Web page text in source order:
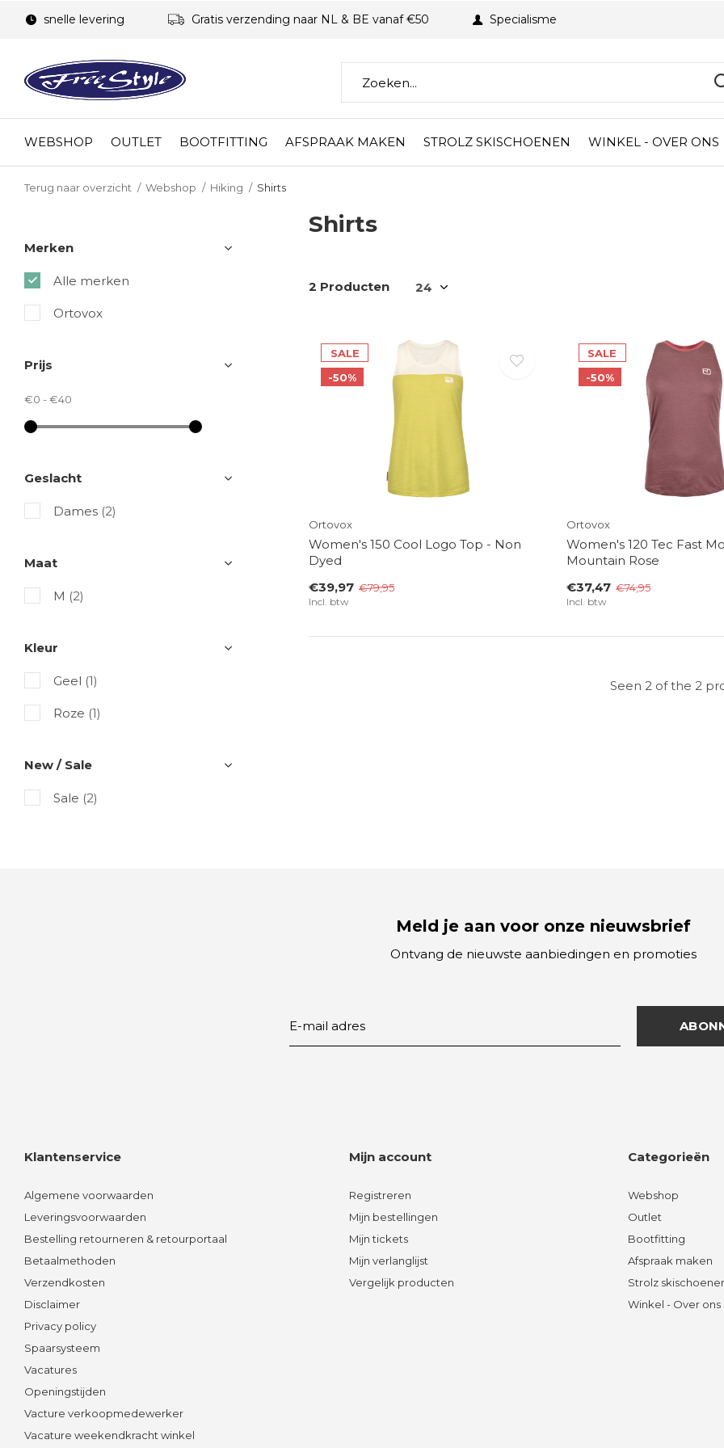
WEBSHOP OUTLET BOOTFITTING AFSPRAAK MAKEN STROLZ SKISCHOENEN WINKEL - OVER ONS
snelle levering Gratis verzending naar NL & BE vanaf €50 Specialisme
Terug naar overzicht Webshop Hiking Shirts
Shirts
2 Producten
SALE
-50%
Ortovox
Women's 150 Cool Logo Top - Non
Dyed
€39,97 €79,95
Incl. btw
SALE
-50%
Ortovox
Women's 120 Tec Fast
Mountain Rose
€37,47 €74,95
Incl. btw
Seen 2 of the 2
Merken
Alle merken
Ortovox
Prijs
€0 - €40
Geslacht
Dames (2)
Maat
M (2)
Kleur
Geel (1)
Roze (1)
New / Sale
Sale (2)
Meld je aan voor onze nieuwsbrief
Ontvang de nieuwste aanbiedingen en promoties
Klantenservice
Algemene voorwaarden
Leveringsvoorwaarden
Bestelling retourneren & retourportaal
Betaalmethoden
Verzendkosten
Disclaimer
Privacy policy
Spaarsysteem
Vacatures
Openingstijden
Vacture verkoopmedewerker
Vacature weekendkracht winkel
Mijn account
Registreren
Mijn bestellingen
Mijn tickets
Mijn verlanglijst
Vergelijk producten
Categorieën
Webshop
Outlet
Bootfitting
Afspraak maken
Strolz
Winkel - Over ons